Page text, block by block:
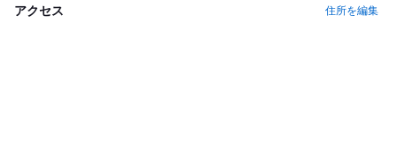
アクセス 住所を編集